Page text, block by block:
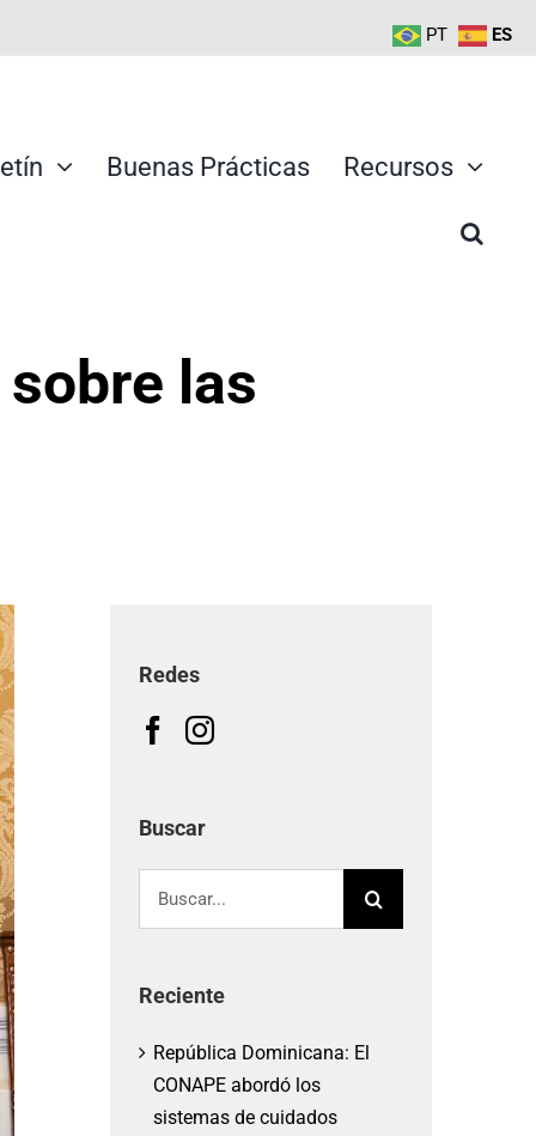
Buenas Prácticas Recursos
las
Redes
Buscar
Reciente
República Dominicana: El
CONAPE abordó los
sistemas de cuidados
PT ES